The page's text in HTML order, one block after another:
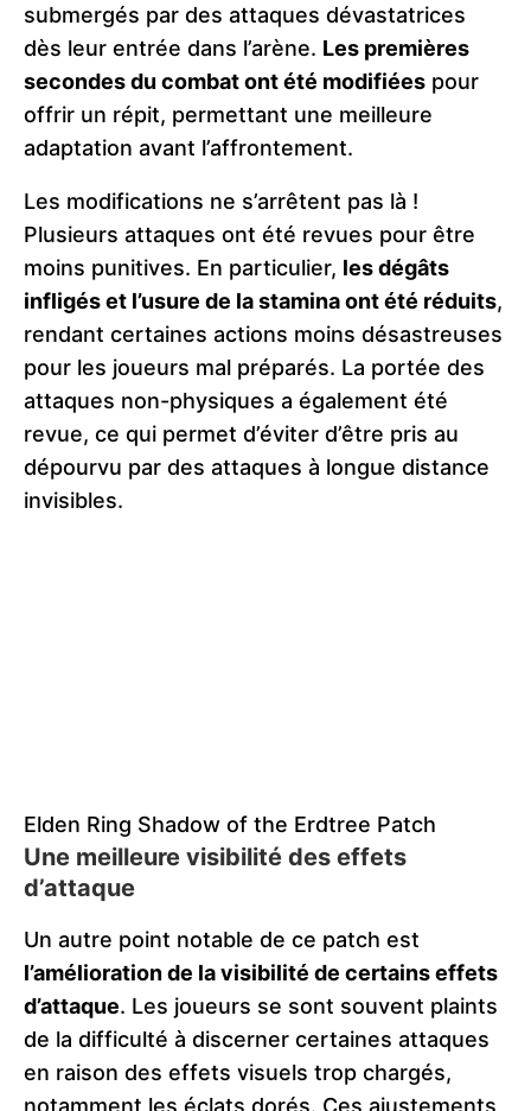
submergés par des attaques dévastatrices
dès leur entrée dans l’arène. Les premières
secondes du combat ont été modifiées pour
offrir un répit, permettant une meilleure
adaptation avant l’affrontement.
Les modifications ne s’arrêtent pas là !
Plusieurs attaques ont été revues pour être
moins punitives. En particulier, les dégâts
infligés et l’usure de la stamina ont été réduits,
rendant certaines actions moins désastreuses
pour les joueurs mal préparés. La portée des
attaques non-physiques a également été
revue, ce qui permet d’éviter d’être pris au
dépourvu par des attaques à longue distance
invisibles.
Elden Ring Shadow of the Erdtree Patch
Une meilleure visibilité des effets
d’attaque
Un autre point notable de ce patch est
l’amélioration de la visibilité de certains effets
d’attaque. Les joueurs se sont souvent plaints
de la difficulté à discerner certaines attaques
en raison des effets visuels trop chargés,
notamment les éclats dorés. Ces ajustements